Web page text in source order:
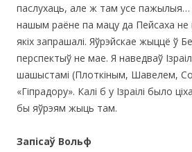
паслухаць, але ж там усе
нашым раёне па мацу да Пейсаха не
якіх запрашалі. Яўрэйскае жыццё ў
перспектыў не мае. Я наведваў
шашыстамі (Плоткіным, Шавелем,
«Гіпрадору». Калі б у Ізраілі было
бы яўрэям жыць там.
Запісаў Вольф